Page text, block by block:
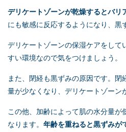
デリケートゾーンが乾燥するとバリ
にも敏感に反応するようになり、黒
デリケートゾーンの保湿ケアをして
すい環境なので気をつけましょう。
また、閉経も黒ずみの原因です。閉
量が少なくなり、デリケートゾーン
この他、加齢によって肌の水分量が
なります。 年齢を重ねると黒ずみが